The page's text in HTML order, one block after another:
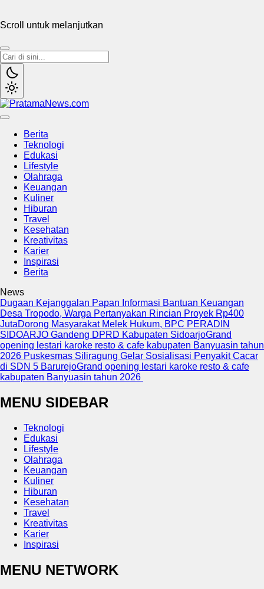
Scroll untuk melanjutkan
Berita
Teknologi
Edukasi
Lifestyle
Olahraga
Keuangan
Kuliner
Hiburan
Travel
Kesehatan
Kreativitas
Karier
Inspirasi
Berita
News
Dugaan Kejanggalan Papan Informasi Bantuan Keuangan
Desa Tropodo, Warga Pertanyakan Rincian Proyek Rp400
JutaDorong Masyarakat Melek Hukum, BPC PERADIN
SIDOARJO Gandeng DPRD Kabupaten SidoarjoGrand
opening lestari karoke resto & cafe kabupaten Banyuasin tahun
2026 Puskesmas Siliragung Gelar Sosialisasi Penyakit Cacar
di SDN 5 BarurejoGrand opening lestari karoke resto & cafe
kabupaten Banyuasin tahun 2026
MENU SIDEBAR
Teknologi
Edukasi
Lifestyle
Olahraga
Keuangan
Kuliner
Hiburan
Kesehatan
Travel
Kreativitas
Karier
Inspirasi
MENU NETWORK